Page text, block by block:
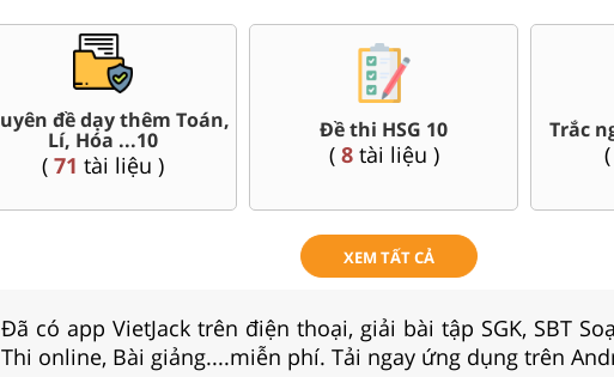
Đề thi giữa kì, cuối kì 10
(254tài liệu )
Bài giảng Powerpoint Văn,
Sử, Địa 10....
(42tài liệu )
XEM TẤT CẢ
Đã có app VietJack trên điện thoại, giải bài tập SGK, SBT
Thi online, Bài giảng....miễn phí. Tải ngay ứng dụng trên